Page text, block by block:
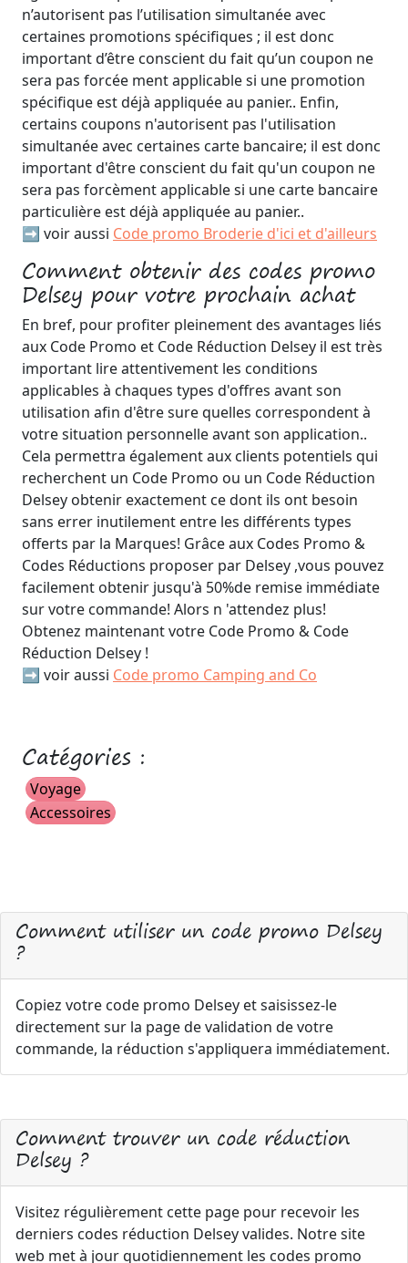
n’autorisent pas l’utilisation simultanée avec
certaines promotions spécifiques ; il est donc
important d’être conscient du fait qu’un coupon ne
sera pas forcée ment applicable si une promotion
spécifique est déjà appliquée au panier.. Enfin,
certains coupons n'autorisent pas l'utilisation
simultanée avec certaines carte bancaire; il est donc
important d'être conscient du fait qu'un coupon ne
sera pas forcèment applicable si une carte bancaire
particulière est déjà appliquée au panier..
➡️ voir aussi Code promo Broderie d'ici et d'ailleurs
Comment obtenir des codes promo
Delsey pour votre prochain achat
En bref, pour profiter pleinement des avantages liés
aux Code Promo et Code Réduction Delsey il est très
important lire attentivement les conditions
applicables à chaques types d'offres avant son
utilisation afin d'être sure quelles correspondent à
votre situation personnelle avant son application..
Cela permettra également aux clients potentiels qui
recherchent un Code Promo ou un Code Réduction
Delsey obtenir exactement ce dont ils ont besoin
sans errer inutilement entre les différents types
offerts par la Marques! Grâce aux Codes Promo &
Codes Réductions proposer par Delsey ,vous pouvez
facilement obtenir jusqu'à 50%de remise immédiate
sur votre commande! Alors n 'attendez plus!
Obtenez maintenant votre Code Promo & Code
Réduction Delsey !
➡️ voir aussi Code promo Camping and Co
Catégories :
Voyage
Accessoires
Comment utiliser un code promo Delsey
?
Copiez votre code promo Delsey et saisissez-le
directement sur la page de validation de votre
commande, la réduction s'appliquera immédiatement.
Comment trouver un code réduction
Delsey ?
Visitez régulièrement cette page pour recevoir les
derniers codes réduction Delsey valides. Notre site
web met à jour quotidiennement les codes promo